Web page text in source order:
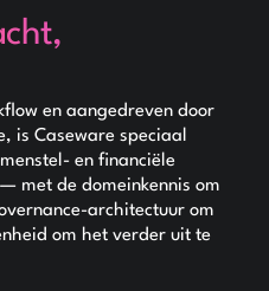
en aangedreven door
is Caseware speciaal
en financiële
met de domeinkennis om
architectuur om
om het verder uit te